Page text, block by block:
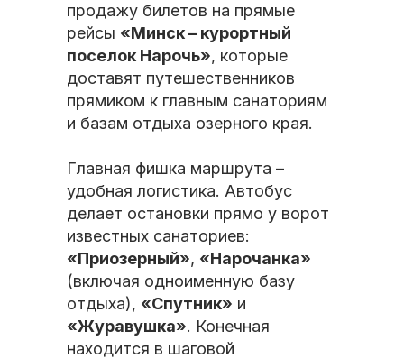
продажу билетов на прямые
рейсы «Минск – курортный
поселок Нарочь», которые
доставят путешественников
прямиком к главным санаториям
и базам отдыха озерного края.
Главная фишка маршрута –
удобная логистика. Автобус
делает остановки прямо у ворот
известных санаториев:
«Приозерный», «Нарочанка»
(включая одноименную базу
отдыха), «Спутник» и
«Журавушка». Конечная
находится в шаговой